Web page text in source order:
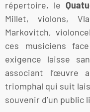
répertoire, le
Millet, violons,
Markovitch,
ces musiciens
exigence laisse
associant l’œuvre
triomphal qui suit
souvenir d’un